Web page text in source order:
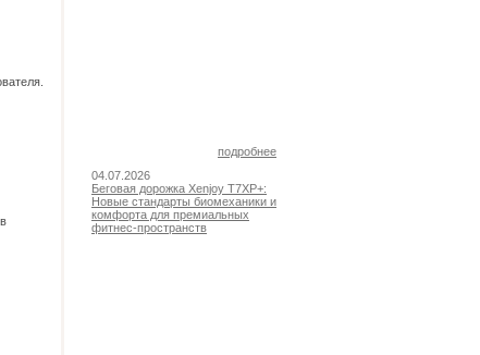
подробнее
04.07.2026
Беговая дорожка Xenjoy T7XP+:
Новые стандарты биомеханики и
комфорта для премиальных
фитнес-пространств